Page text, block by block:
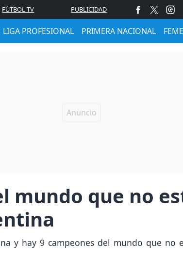
FÚTBOL TV PUBLICIDAD
LIGA PROFESIONAL PRIMERA NACIONAL
mundo que no
y hay 9 campeones del mundo que no